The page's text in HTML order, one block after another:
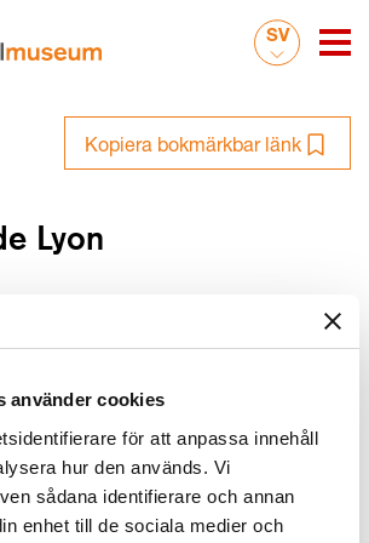
använder cookies
för att anpassa innehåll
hur den används. Vi
sådana identifierare och annan
enhet till de sociala medier och
SV
Kopiera bokmärkbar länk
Lyon
Corneille de Lyon
de la Haye
- 1575